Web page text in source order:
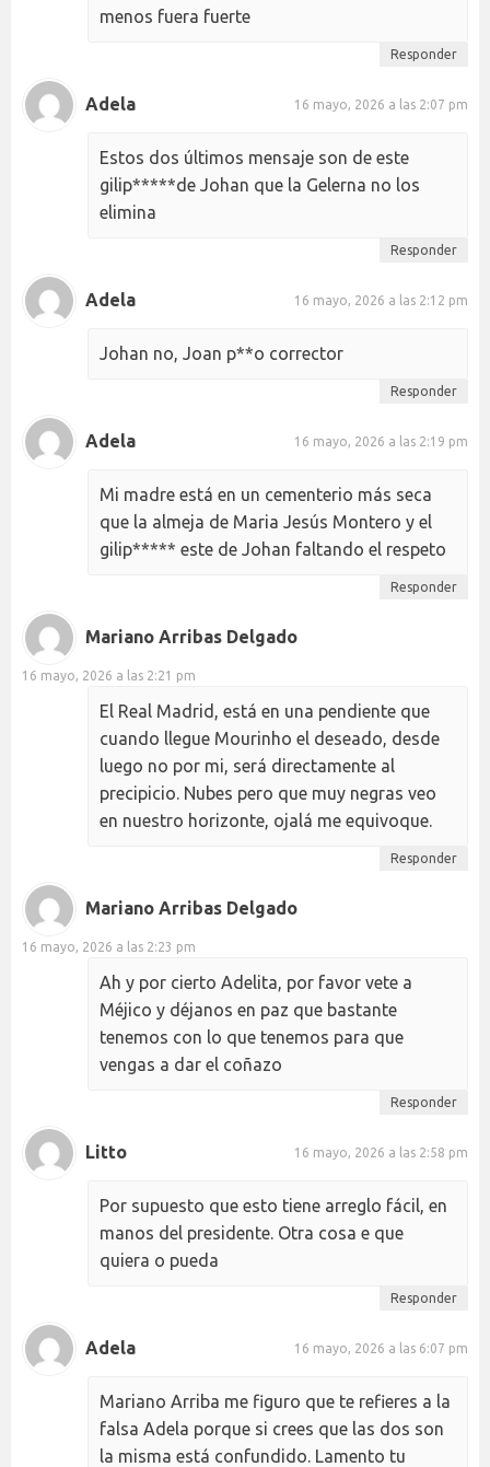
menos fuera fuerte
Responder
Adela 16 mayo, 2026 a las 2:07 pm
Estos dos últimos mensaje son de este
gilip*****de Johan que la Gelerna no los
elimina
Responder
Adela 16 mayo, 2026 a las 2:12 pm
Johan no, Joan p**o corrector
Responder
Adela 16 mayo, 2026 a las 2:19 pm
Mi madre está en un cementerio más seca
que la almeja de Maria Jesús Montero y el
gilip***** este de Johan faltando el respeto
Responder
Mariano Arribas Delgado
16 mayo, 2026 a las 2:21 pm
El Real Madrid, está en una pendiente que
cuando llegue Mourinho el deseado, desde
luego no por mi, será directamente al
precipicio. Nubes pero que muy negras veo
en nuestro horizonte, ojalá me equivoque.
Responder
Mariano Arribas Delgado
16 mayo, 2026 a las 2:23 pm
Ah y por cierto Adelita, por favor vete a
Méjico y déjanos en paz que bastante
tenemos con lo que tenemos para que
vengas a dar el coñazo
Responder
Litto 16 mayo, 2026 a las 2:58 pm
Por supuesto que esto tiene arreglo fácil, en
manos del presidente. Otra cosa e que
quiera o pueda
Responder
Adela 16 mayo, 2026 a las 6:07 pm
Mariano Arriba me figuro que te refieres a la
falsa Adela porque si crees que las dos son
la misma está confundido. Lamento tu